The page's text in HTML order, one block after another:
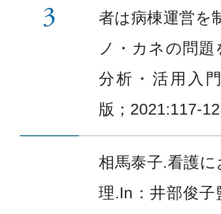
3
者は病棟運営を
ノ・カネの問
分析・活用入
版；2021:117-
相馬泰子.看護
理.In：井部俊